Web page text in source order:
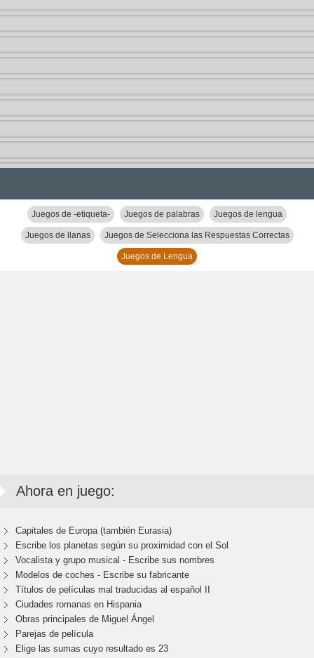
Juegos de -etiqueta- Juegos de palabras Juegos de lengua
Juegos de llanas Juegos de Selecciona las Respuestas Correctas
Juegos de Lengua
Ahora en juego:
Capitales de Europa (también Eurasia)
Escribe los planetas según su proximidad con el Sol
Vocalista y grupo musical - Escribe sus nombres
Modelos de coches - Escribe su fabricante
Títulos de películas mal traducidas al español II
Ciudades romanas en Hispania
Obras principales de Miguel Ángel
Parejas de película
Elige las sumas cuyo resultado es 23